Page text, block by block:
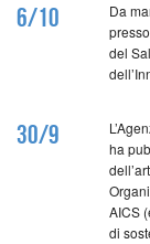
6/10
Da
del
30/9
ha
AICS
di